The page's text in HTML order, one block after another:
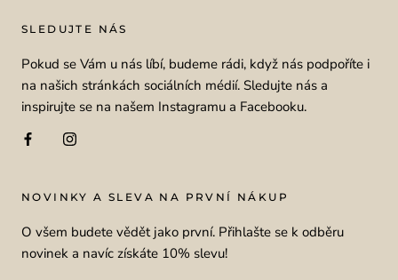
SLEDUJTE NÁS
Pokud se Vám u nás líbí, budeme rádi, když nás podpoříte i
na našich stránkách sociálních médií. Sledujte nás a
inspirujte se na našem Instagramu a Facebooku.
NOVINKY A SLEVA NA PRVNÍ NÁKUP
O všem budete vědět jako první. Přihlašte se k odběru
novinek a navíc získáte 10% slevu!